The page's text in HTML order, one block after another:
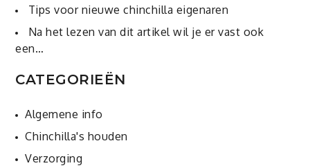
Tips voor nieuwe chinchilla eigenaren
Na het lezen van dit artikel wil je er vast ook
een…
CATEGORIEËN
Algemene info
Chinchilla's houden
Verzorging